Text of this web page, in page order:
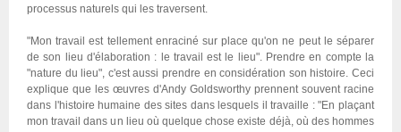
processus naturels qui les traversent.
"Mon travail est tellement enraciné sur place qu'on ne peut le séparer
de son lieu d'élaboration : le travail est le lieu". Prendre en compte la
"nature du lieu", c'est aussi prendre en considération son histoire. Ceci
explique que les œuvres d'Andy Goldsworthy prennent souvent racine
dans l'histoire humaine des sites dans lesquels il travaille : "En plaçant
mon travail dans un lieu où quelque chose existe déjà, où des hommes